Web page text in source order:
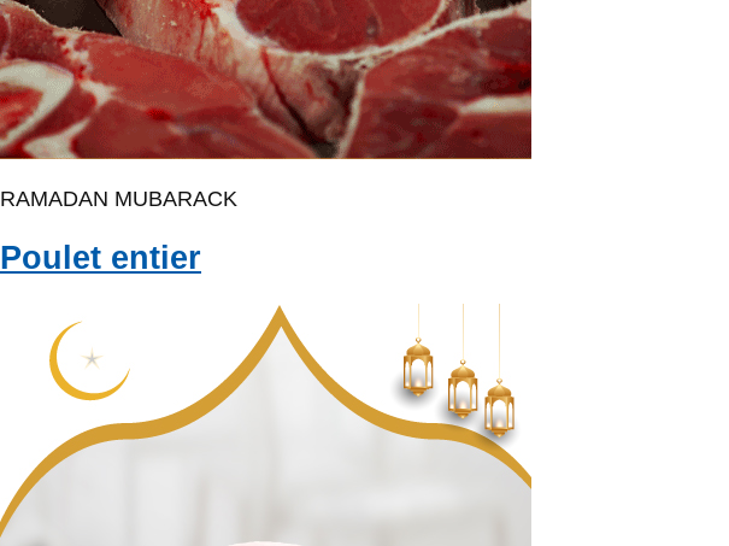
RAMADAN MUBARACK
Poulet entier